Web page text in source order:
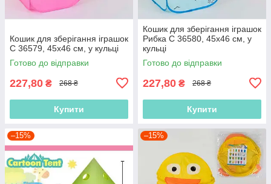
Кошик для зберігання іграшок
C 36579, 45х46 см, у кульці
Готово до відправки
227,80 ₴ 268 ₴
Купити
Кошик для зберігання іграшок
Рибка C 36580, 45х46 см, у
кульці
Готово до відправки
227,80 ₴ 268 ₴
Купити
–15% –15%